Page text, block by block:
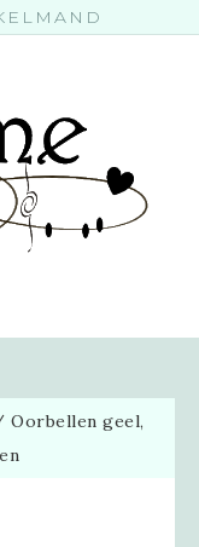
Oorbellen geel,